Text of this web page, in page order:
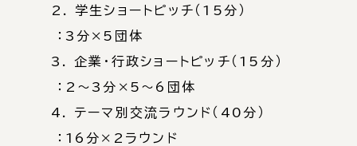
2. 学生ショートピッチ（15分）
：3分×5団体
3. 企業・行政ショートピッチ（15分）
：2～3分×5～6団体
4. テーマ別交流ラウンド（40分）
：16分×2ラウンド